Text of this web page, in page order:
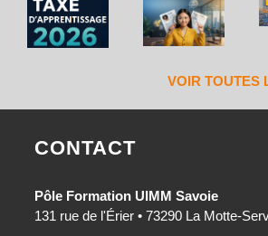
VOIR TOUTES
CONTACT
Pôle Formation UIMM Savoie
131 rue de l'Érier • 73290 La Motte-